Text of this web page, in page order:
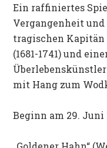
Ein raffiniertes
Vergangenheit
tragischen
(1681-1741) und
mit Hang zum
Beginn am 29. Juni